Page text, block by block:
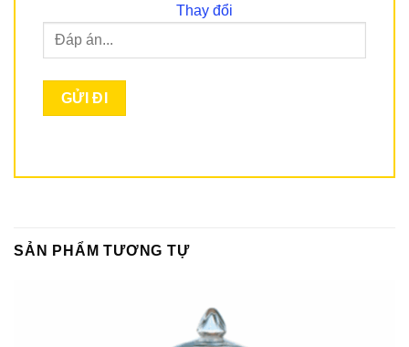
Thay đổi
SẢN PHẨM TƯƠNG TỰ